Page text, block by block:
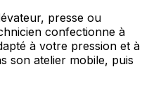
presse ou
confectionne à
à votre pression et à
son atelier mobile, puis